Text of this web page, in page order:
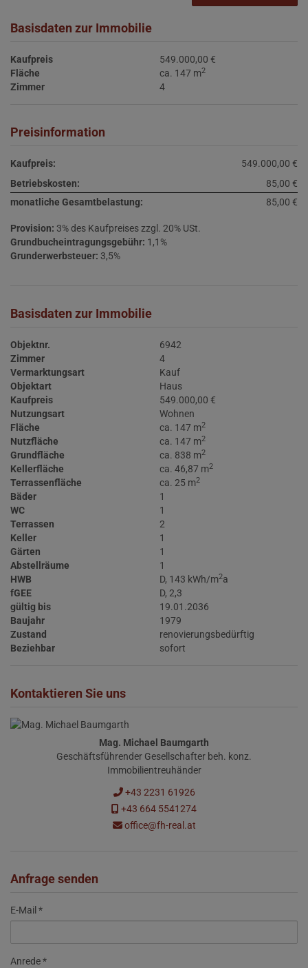
Basisdaten zur Immobilie
Kaufpreis
549.000,00 €
Fläche
ca. 147 m2
Zimmer 4
Preisinformation
Kaufpreis:
549.000,00 €
Betriebskosten:
85,00 €
monatliche Gesamtbelastung:
85,00 €
Provision: 3% des Kaufpreises zzgl. 20% USt.
Grundbucheintragungsgebühr: 1,1%
Grunderwerbsteuer: 3,5%
Basisdaten zur Immobilie
Objektnr.
6942
Zimmer
4
Vermarktungsart
Kauf
Objektart
Haus
Kaufpreis
549.000,00 €
Nutzungsart
Wohnen
Fläche
ca. 147 m2
Nutzfläche ca. 147 m2
Grundfläche ca. 838 m2
Kellerfläche ca. 46,87 m2
Terrassenfläche ca. 25 m2
Bäder
1
WC
1
Terrassen
2
Keller
1
Gärten
1
Abstellräume
1
HWB
D, 143 kWh/m2a
fGEE
D, 2,3
gültig bis
19.01.2036
Baujahr
1979
Zustand
renovierungsbedürftig
Beziehbar
sofort
Kontaktieren Sie uns
Mag. Michael Baumgarth
Geschäftsführender Gesellschafter beh. konz.
Immobilientreuhänder
+43 2231 61926
+43 664 5541274
office@fh-real.at
Anfrage senden
E-Mail
Anrede